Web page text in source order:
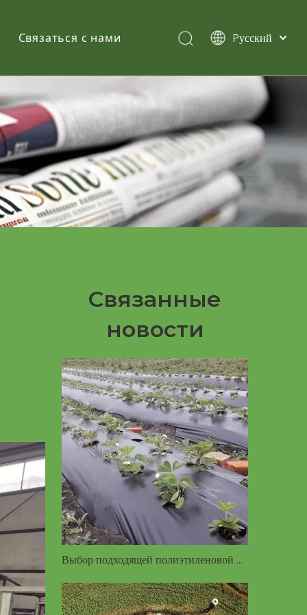
Связаться с нами
Pусский
简体中文
Español
Связанные
новости
Выбор подходящей полиэтиленовой мульчирующей пленки — краткое руководство по цветам, толщине и подбору культур